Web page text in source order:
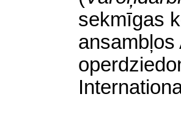
sekmīgas
ansambļos